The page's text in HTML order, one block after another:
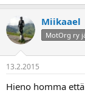
Miikaael
MotOrg ry
13.2.2015
Hieno homma